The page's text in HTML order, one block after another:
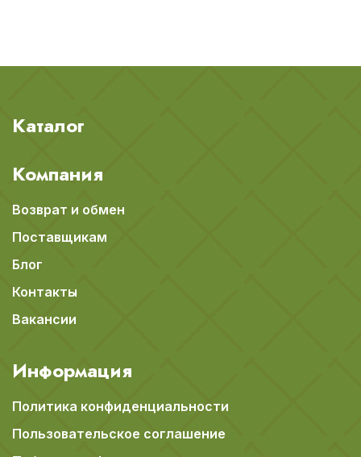
Каталог
Компания
Возврат и обмен
Поставщикам
Блог
Контакты
Вакансии
Информация
Политика конфиденциальности
Пользовательское соглашение